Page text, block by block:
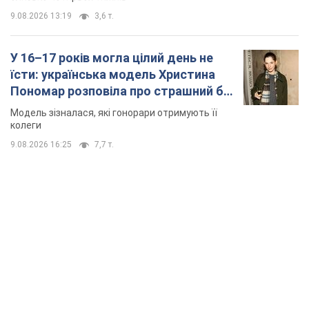
9.08.2026 13:19 3,6 т.
У 16–17 років могла цілий день не
їсти: українська модель Христина
Пономар розповіла про страшний бік
модельної кар’єри
Модель зізналася, які гонорари отримують її
колеги
9.08.2026 16:25 7,7 т.